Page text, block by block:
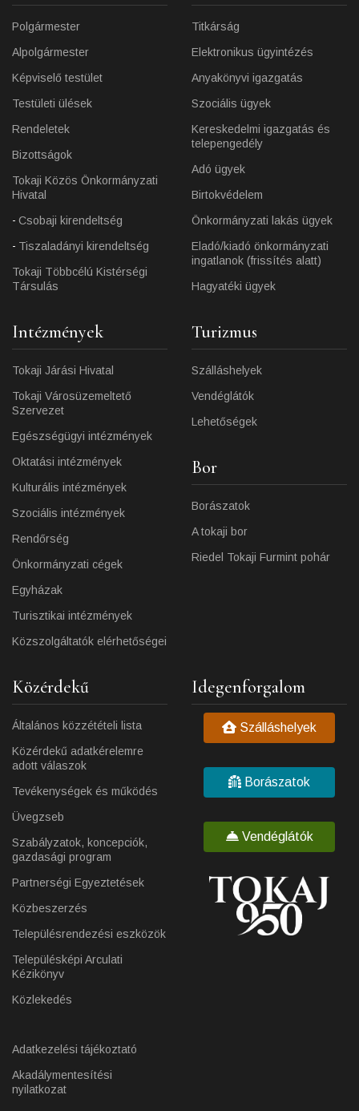
Polgármester
Alpolgármester
Képviselő testület
Testületi ülések
Rendeletek
Bizottságok
Tokaji Közös Önkormányzati
Hivatal
Csobaji kirendeltség
Tiszaladányi kirendeltség
Tokaji Többcélú Kistérségi
Társulás
Titkárság
Elektronikus ügyintézés
Anyakönyvi igazgatás
Szociális ügyek
Kereskedelmi igazgatás és
telepengedély
Adó ügyek
Birtokvédelem
Önkormányzati lakás ügyek
Eladó/kiadó önkormányzati
ingatlanok (frissítés alatt)
Hagyatéki ügyek
Intézmények
Tokaji Járási Hivatal
Tokaji Városüzemeltető
Szervezet
Egészségügyi intézmények
Oktatási intézmények
Kulturális intézmények
Szociális intézmények
Rendőrség
Önkormányzati cégek
Egyházak
Turisztikai intézmények
Közszolgáltatók elérhetőségei
Turizmus
Szálláshelyek
Vendéglátók
Lehetőségek
Bor
Borászatok
A tokaji bor
Riedel Tokaji Furmint pohár
Közérdekű
Általános közzétételi lista
Közérdekű adatkérelemre
adott válaszok
Tevékenységek és működés
Üvegzseb
Szabályzatok, koncepciók,
gazdasági program
Partnerségi Egyeztetések
Közbeszerzés
Településrendezési eszközök
Településképi Arculati
Kézikönyv
Közlekedés
Adatkezelési tájékoztató
Akadálymentesítési
nyilatkozat
Idegenforgalom
Szálláshelyek
Borászatok
Vendéglátók